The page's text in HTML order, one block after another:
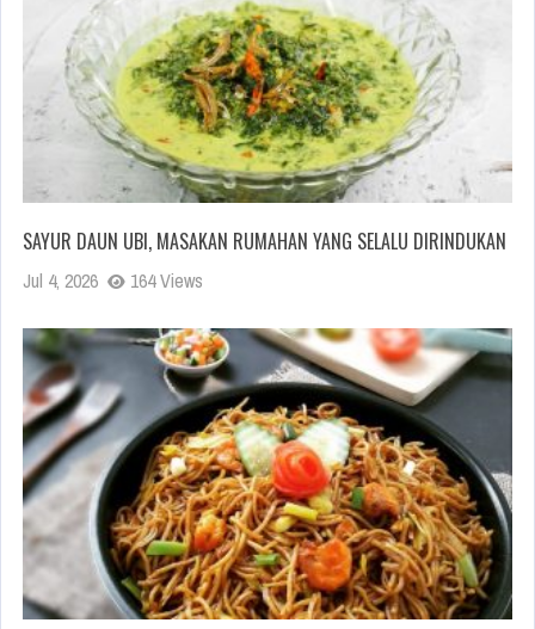
SAYUR DAUN UBI, MASAKAN RUMAHAN YANG SELALU DIRINDUKAN
Jul 4, 2026 164 Views